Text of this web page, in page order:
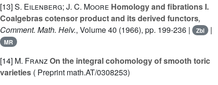
[13]S. Eilenberg; J. C. Moore Homology and fibrations I.
Coalgebras cotensor product and its derived functors,
Comment. Math. Helv., Volume 40 (1966), pp. 199-236 | Zbl |
MR
[14] M. FranzOn the integral cohomology of smooth toric
varieties ( Preprint math.AT/0308253)